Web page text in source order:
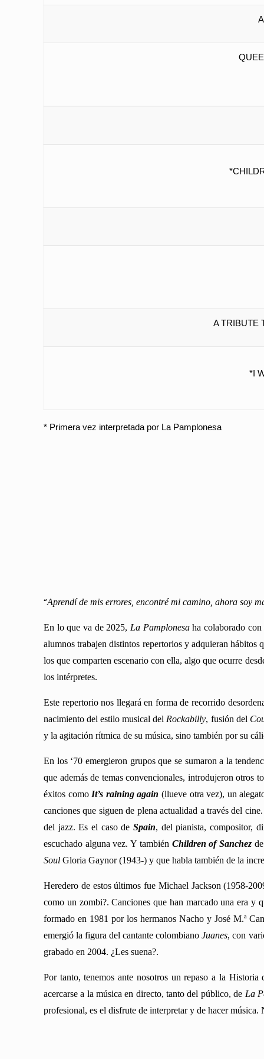
A TRIBUTE
*I
* Primera vez interpretada por La Pamplonesa
“Aprendí de mis errores, encontré mi camino, ahora soy
En lo que va de 2025, La Pamplonesaha colaborado con
alumnos trabajen distintos repertorios y adquieran
los que comparten escenario con ella, algo que ocurre
los intérpretes.
Este repertorio nos llegará en forma de recorrido
nacimiento del estilo musical del Rockabilly, fusión del
y la agitación rítmica de su música, sino también por su
En los ‘70 emergieron grupos que se sumaron a la
que además de temas convencionales, introdujeron otros
éxitos como It’s raining again (llueve otra vez), un
canciones que siguen de plena actualidad a través del
del jazz. Es el caso de Spain, del pianista, compositor,
escuchado alguna vez. Y también Children of Sanchez
Soul Gloria Gaynor (1943-) y que habla también de la
Heredero de estos últimos fue Michael Jackson (1958-
como un zombi?. Canciones que han marcado una era y
formado en 1981 por los hermanos Nacho y José M.ª
emergió la figura del cantante colombianoJuanes, con
grabado en 2004. ¿Les suena?.
Por tanto, tenemos ante nosotros un repaso a la
acercarse a la música en directo, tanto del público, de La
profesional, es el disfrute de interpretar y de hacer